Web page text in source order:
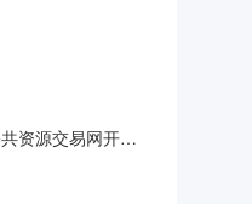
资源交易网开标